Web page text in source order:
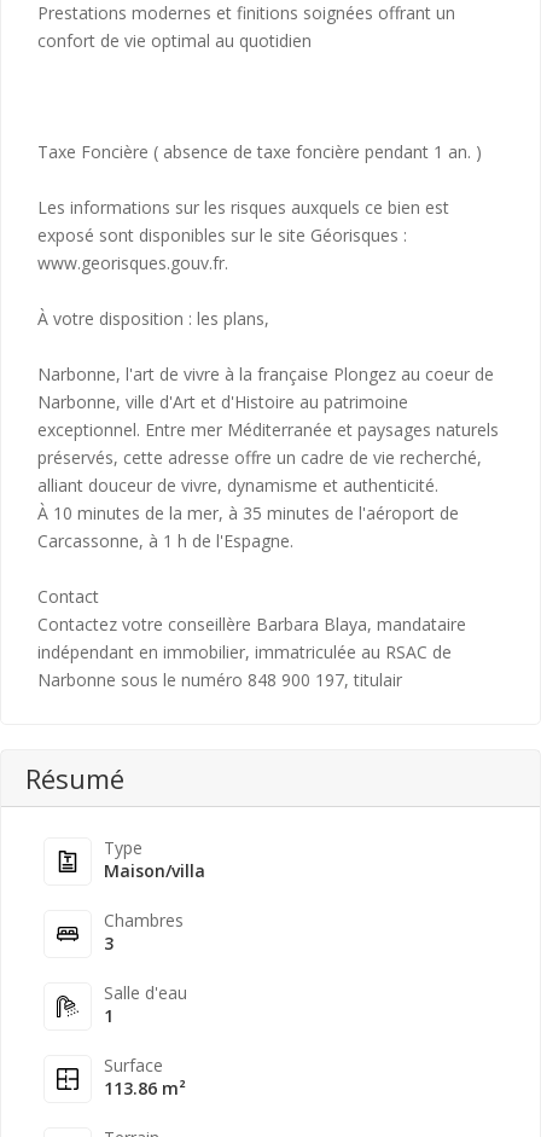
Prestations modernes et finitions soignées offrant un
confort de vie optimal au quotidien
Taxe Foncière ( absence de taxe foncière pendant 1 an. )
Les informations sur les risques auxquels ce bien est
exposé sont disponibles sur le site Géorisques :
www.georisques.gouv.fr.
À votre disposition : les plans,
Narbonne, l'art de vivre à la française Plongez au coeur de
Narbonne, ville d'Art et d'Histoire au patrimoine
exceptionnel. Entre mer Méditerranée et paysages naturels
préservés, cette adresse offre un cadre de vie recherché,
alliant douceur de vivre, dynamisme et authenticité.
À 10 minutes de la mer, à 35 minutes de l'aéroport de
Carcassonne, à 1 h de l'Espagne.
Contact
Contactez votre conseillère Barbara Blaya, mandataire
indépendant en immobilier, immatriculée au RSAC de
Narbonne sous le numéro 848 900 197, titulair
Résumé
Type
Maison/villa
Chambres
3
Salle d'eau
1
Surface
113.86 m²